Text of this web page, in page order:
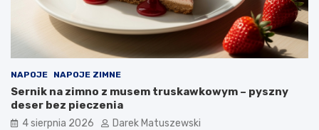
NAPOJE NAPOJE ZIMNE
Sernik na zimno z musem truskawkowym – pyszny
deser bez pieczenia
4 sierpnia 2026 Darek Matuszewski